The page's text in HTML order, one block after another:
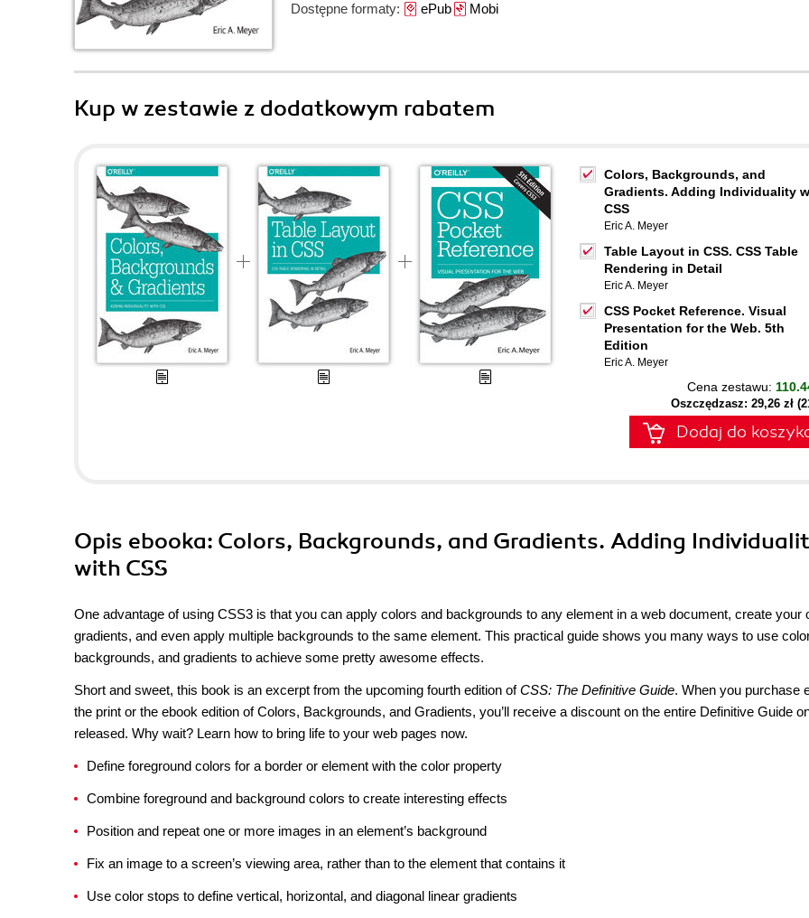
Dostępne formaty: ePubMobi
Kup w zestawie z dodatkowym rabatem
Colors, Backgrounds, and
Gradients. Adding Individuality
CSS
Eric A. Meyer
Table Layout in CSS. CSS Table
Rendering in Detail
Eric A. Meyer
CSS Pocket Reference. Visual
Presentation for the Web. 5th
Edition
Eric A. Meyer
Cena zestawu:
Oszczędzasz: 29,26 zł
Dodaj do
Opis ebooka: Colors, Backgrounds, and Gradients. Adding
with CSS
One advantage of using CSS3 is that you can apply colors and backgrounds to any element in a web document, create your
gradients, and even apply multiple backgrounds to the same element. This practical guide shows you many ways to use
backgrounds, and gradients to achieve some pretty awesome effects.
Short and sweet, this book is an excerpt from the upcoming fourth edition ofCSS: The Definitive Guide. When you purchase
the print or the ebook edition of Colors, Backgrounds, and Gradients, you’ll receive a discount on the entire Definitive Guide
released. Why wait? Learn how to bring life to your web pages now.
Define foreground colors for a border or element with the color property
Combine foreground and background colors to create interesting effects
Position and repeat one or more images in an element’s background
Fix an image to a screen’s viewing area, rather than to the element that contains it
Use color stops to define vertical, horizontal, and diagonal linear gradients